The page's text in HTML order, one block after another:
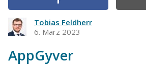
Tobias Feldherr
6. März 2023
AppGyver